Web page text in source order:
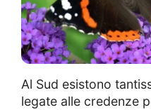
Al Sud esistono
legate alle credenze